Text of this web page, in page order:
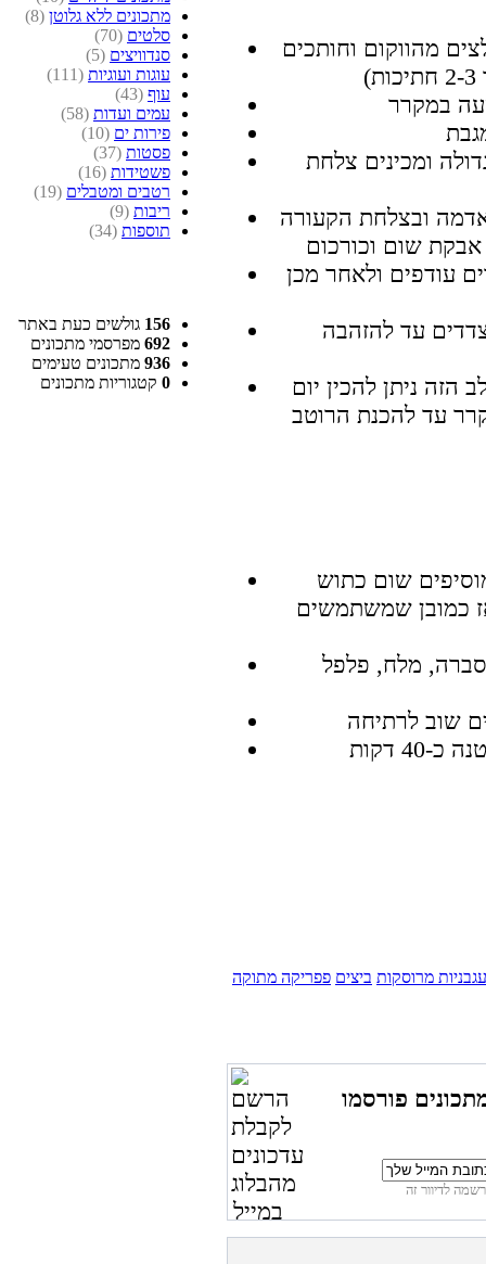
מתכונים ללא גלוטן (8)
סלטים (70)
סנדוויצים (5)
עוגות ועוגיות (111)
עוף (43)
עמים ועדות (58)
פירות ים (10)
פסטות (37)
פשטידות (16)
רטבים ומטבלים (19)
ריבות (9)
תוספות (34)
156 גולשים כעת באתר
692 מפרסמי מתכונים
936 מתכונים טעימים
0 קטגוריות מתכונים
מהווקום וחותכים
במחבת גדולה ומכינים צלחת
ובצלחת הקעורה
עודפים ולאחר מכן
עד להזהבה
ניתן להכין יום
עד להכנת הרוטב
שום כתוש
כמובן שמשתמשים
מלח, פלפל
עגבניות מרוסקות ביצים פפריקה מתוקה
פורסמו